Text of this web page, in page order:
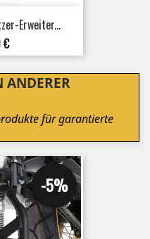
Erweiter...
€
ANDERER
für garantierte
-5%